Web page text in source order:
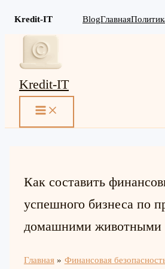
Kredit-IT BlogГлавная
Перейти
содержимому
Kredit-IT
MAIN
Как составить
успешного бизнеса по
домашними животными
Главная
Финансовая